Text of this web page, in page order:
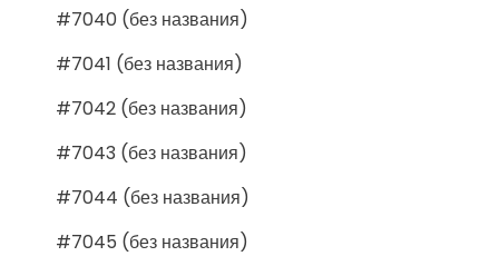
#7040 (без названия)
#7041 (без названия)
#7042 (без названия)
#7043 (без названия)
#7044 (без названия)
#7045 (без названия)